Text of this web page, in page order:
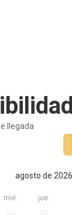
Descripción
Hacer
Fotos
Calendario de
Precios
llegada
agosto de 2026
mié. jue.